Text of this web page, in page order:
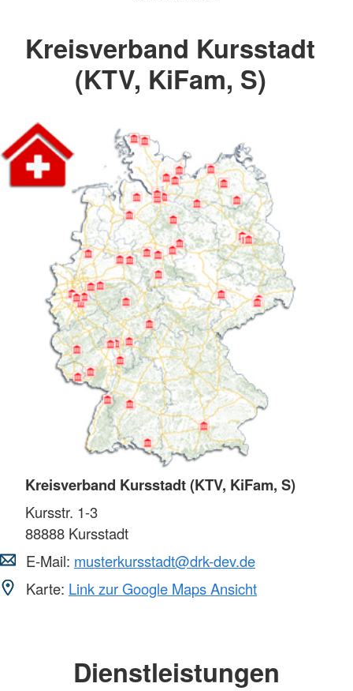
Kreisverband Kursstadt
(KTV, KiFam, S)
Kreisverband Kursstadt (KTV, KiFam, S)
Kursstr. 1-3
88888 Kursstadt
E-Mail: musterkursstadt@drk-dev.de
Karte: Link zur Google Maps Ansicht
Dienstleistungen